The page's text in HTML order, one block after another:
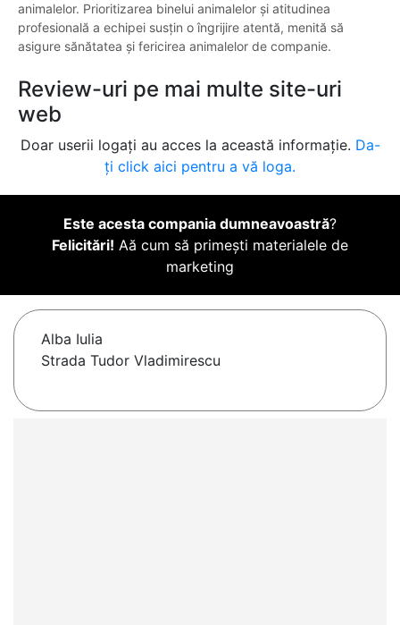
animalelor. Prioritizarea binelui animalelor și atitudinea
profesională a echipei susțin o îngrijire atentă, menită să
asigure sănătatea și fericirea animalelor de companie.
Review-uri pe mai multe site-uri
web
Doar userii logați au acces la această informație. Da-
ți click aici pentru a vă loga.
Este acesta compania dumneavoastră?
Felicitări! Aă cum să primești materialele de
marketing
Alba Iulia
Strada Tudor Vladimirescu